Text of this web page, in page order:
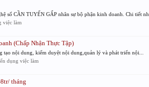
số CẦN TUYỂN GẤP nhân sự bộ phận kinh doanh. Chi tiết như
việc làm
(Chấp Nhận Thực Tập)
nội dung, kiểm duyệt nội dung,quản lý và phát triển nội...
dụng việc làm
tháng